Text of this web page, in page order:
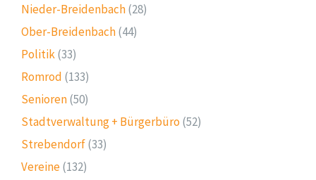
Nieder-Breidenbach(28)
Ober-Breidenbach(44)
Politik(33)
Romrod (133)
Senioren(50)
Stadtverwaltung + Bürgerbüro (52)
Strebendorf(33)
Vereine(132)